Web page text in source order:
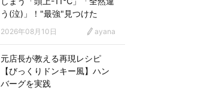
う(泣)」！"最強"見つけた
2026年08月10日 ayana
元店長が教える再現レシピ
【びっくりドンキー風】ハン
バーグを実践